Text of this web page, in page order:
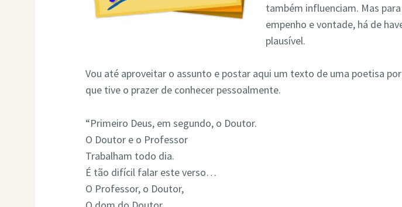
também influenciam. Mas
empenho e vontade, há de
plausível.
Vou até aproveitar o assunto e postar aqui um texto de uma poetisa
que tive o prazer de conhecer pessoalmente.
“Primeiro Deus, em segundo, o Doutor.
O Doutor e o Professor
Trabalham todo dia.
É tão difícil falar este verso…
O Professor, o Doutor,